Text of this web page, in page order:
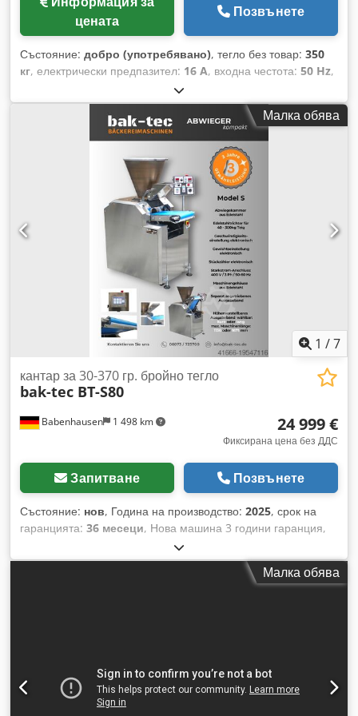
цената
Позвънете
Състояние: добро (употребявано), тегло без товар: 350
кг, електрически предпазител: 16 A, входна честота: 50 Hz,
, мощност:
входящ ток:трифазен, Сертифицирано от DGUV до:
, Делител на тесто / Брашномер Rheon Модел:
Stress Free Divider VS - VX 021 Делител на тесто в
конструкция от неръждаема стомана Теглови диапазон:
около 200 до 1200 г Фуния: около 80 кг За теста с висока
хидратация Сензорно управление Машината е мобилна
Лентови транспортьори и везна с лента Захранване: 400V,
16A-CEE щепсел Употребявана машина Credpfxet D Tm Ao
Adqof Още делители на тесто на склад!
Малка обява
1 /7
Babenhausen 1 498 km
кантар за 30-370 гр. бройно тегло
bak-tec BT-S80
24 999 €
Фиксирана цена без ДДС
Запитване Позвънете
Състояние: нов, Година на производство: 2025, срок на
гаранцията: 36 месеци, Нова машина 3 години гаранция,
включително доставка* и въвеждане в експлоатация във
вашата пекарна Codpfswyu Upox Adqorf * При условие за
равнинно въвеждане и достатъчно широки врати
на порция) + Революционна система за разделяне на
тесто, изискваща минимални усилия при почистване + Без
остатъци от тесто в барабана в края на производствения
Малка обява